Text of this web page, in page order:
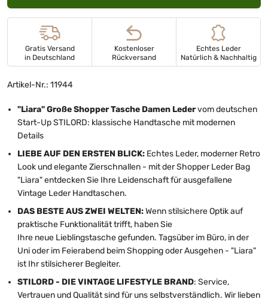
Gratis Versand
in Deutschland
Kostenloser
Rückversand
Echtes Leder
Natürlich & Nachhaltig
Artikel-Nr.: 11944
"Liara" Große Shopper Tasche Damen Ledervom deutschen
Start-Up STILORD: klassische Handtasche mit modernen
Details
LIEBE AUF DEN ERSTEN BLICK: Echtes Leder, moderner Retro
Look und elegante Zierschnallen - mit der Shopper Leder Bag
"Liara" entdecken Sie Ihre Leidenschaft für ausgefallene
Vintage Leder Handtaschen.
DAS BESTE AUS ZWEI WELTEN:Wenn stilsichere Optik auf
praktische Funktionalität trifft, haben Sie
Ihre neue Lieblingstasche gefunden. Tagsüber im Büro, in der
Uni oder im Feierabend beim Shopping oder Ausgehen - "Liara"
ist Ihr stilsicherer Begleiter.
STILORD - DIE VINTAGE LIFESTYLE BRAND: Service,
Vertrauen und Qualität sind für uns selbstverständlich. Wir lieben